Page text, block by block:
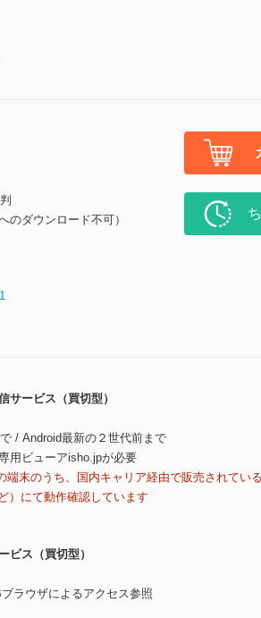
のダウンロード不可）
サービス（買切型）
/ Android最新の２世代前まで
用ビューアisho.jpが必要
末のうち、国内キャリア経由で販売されてい
）にて動作確認しています
ビス（買切型）
ラウザによるアクセス参照